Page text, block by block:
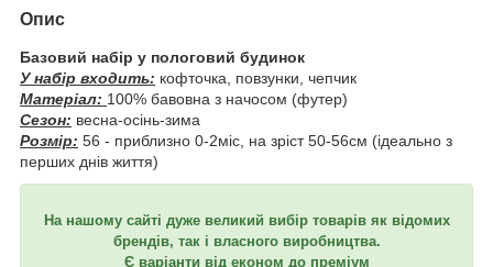
Опис
Базовий набір у пологовий будинок
У набір входить: кофточка, повзунки, чепчик
Матеріал: 100% бавовна з начосом (футер)
Сезон: весна-осінь-зима
Розмір: 56 - приблизно 0-2міс, на зріст 50-56см (ідеально з
перших днів життя)
На нашому сайті дуже великий вибір товарів як відомих
брендів, так і власного виробництва.
Є варіанти від економ до преміум